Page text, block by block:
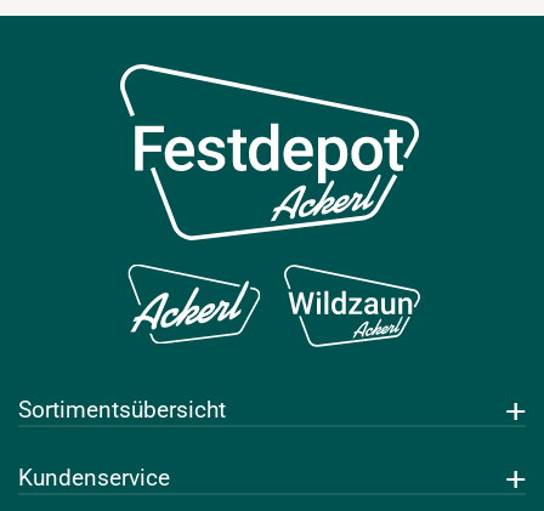
Sortimentsübersicht
Leihwaren
Kundenservice